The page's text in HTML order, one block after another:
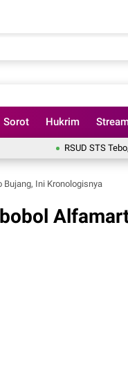
Sorot Hukrim
STS Tebo, Tindak Lanjuti 3
Bujang, Ini Kronologisnya